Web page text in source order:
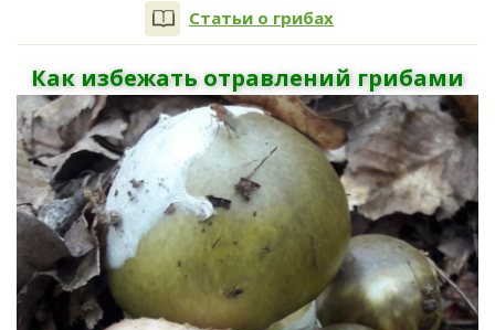
Статьи о грибах
Как избежать отравлений грибами